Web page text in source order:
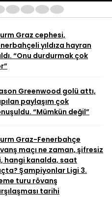
Graz cephesi,
yıldıza hayran
“Onu durdurmak çok
Greenwood golü attı,
paylaşım çok
“Mümkün değil”
Graz-Fenerbahçe
maçı ne zaman, şifresiz
hangi kanalda, saat
Şampiyonlar Ligi 3.
turu rövanş
tarihi